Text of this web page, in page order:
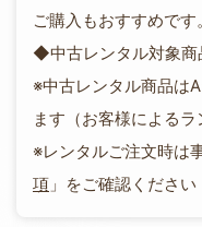
ご購入もおすすめです。
◆中古レンタル対象商
※中古レンタル商品は
ます（お客様によるラ
※レンタルご注文時は
項 」をご確認ください